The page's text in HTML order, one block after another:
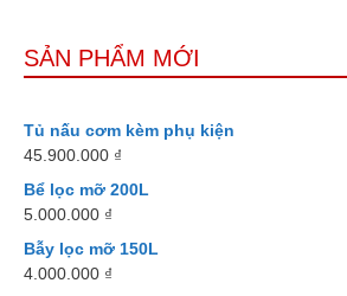
SẢN PHẨM MỚI
Tủ nấu cơm kèm phụ kiện
45.900.000 ₫
Bể lọc mỡ 200L
5.000.000 ₫
Bẫy lọc mỡ 150L
4.000.000 ₫